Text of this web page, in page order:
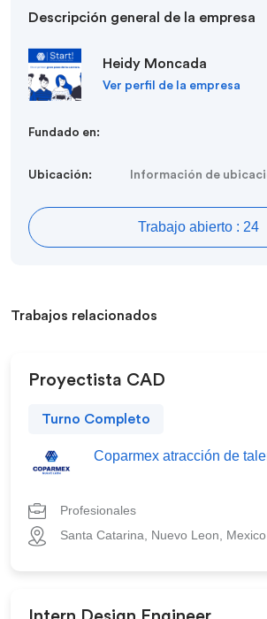
Descripción general de la empresa
Heidy Moncada
Ver perfil de la empresa
Fundado en:
Ubicación: Información de
Trabajo abierto : 24
Trabajos relacionados
Proyectista CAD
Turno Completo
Coparmex atracción de
Profesionales
Santa Catarina, Nuevo Leon, Mexico